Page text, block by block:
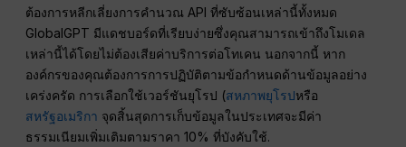
ต้องการหลีกเลี่ยงการคำนวณ API ที่ซับซ้อนเหล่านี้ทั้งหมด
GlobalGPT มีแดชบอร์ดที่เรียบง่ายซึ่งคุณสามารถเข้าถึงโมเดล
เหล่านี้ได้โดยไม่ต้องเสียค่าบริการต่อโทเคน นอกจากนี้ หาก
องค์กรของคุณต้องการการปฏิบัติตามข้อกำหนดด้านข้อมูลอย่าง
เคร่งครัด การเลือกใช้เวอร์ชันยุโรป (สหภาพยุโรปหรือ
สหรัฐอเมริกา จุดสิ้นสุดการเก็บข้อมูลในประเทศจะมีค่า
ธรรมเนียมเพิ่มเติมตามราคา 10% ที่บังคับใช้.